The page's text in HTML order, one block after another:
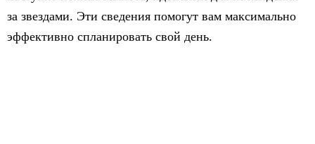
за звездами. Эти сведения помогут вам максимально
эффективно спланировать свой день.